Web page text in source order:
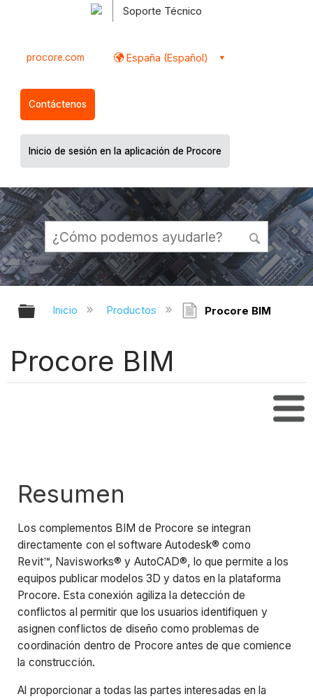
Soporte Técnico
procore.com España (Español)
Contáctenos
Inicio de sesión en la aplicación de Procore
Expandir/contraer jerarquía global
Inicio Productos Procore BIM
Procore BIM
Resumen
Los complementos BIM de Procore se integran
directamente con el software Autodesk® como
Revit™, Navisworks® y AutoCAD®, lo que permite a los
equipos publicar modelos 3D y datos en la plataforma
Procore. Esta conexión agiliza la detección de
conflictos al permitir que los usuarios identifiquen y
asignen conflictos de diseño como problemas de
coordinación dentro de Procore antes de que comience
la construcción.
Al proporcionar a todas las partes interesadas en la